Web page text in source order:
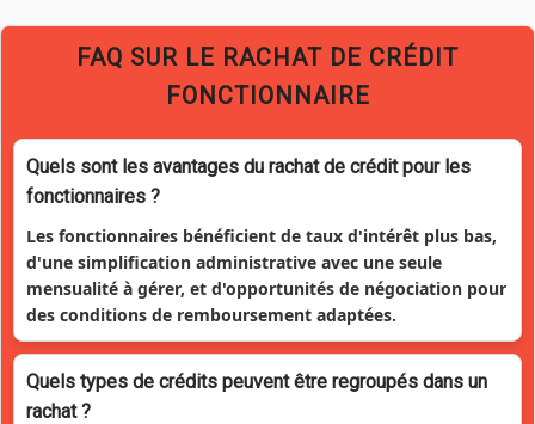
FAQ SUR LE RACHAT DE CRÉDIT
FONCTIONNAIRE
Quels sont les avantages du rachat de crédit pour les
fonctionnaires ?
Les fonctionnaires bénéficient de taux d'intérêt plus bas,
d'une simplification administrative avec une seule
mensualité à gérer, et d'opportunités de négociation pour
des conditions de remboursement adaptées.
Quels types de crédits peuvent être regroupés dans un
rachat ?